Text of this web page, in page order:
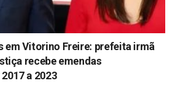
em Vitorino Freire: prefeita irmã
recebe emendas
a 2023